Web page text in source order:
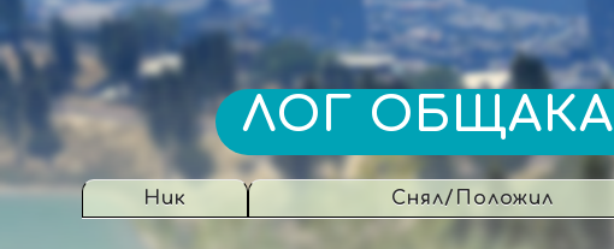
ЛОГ ОБЩАКА
Ник Снял/Положил